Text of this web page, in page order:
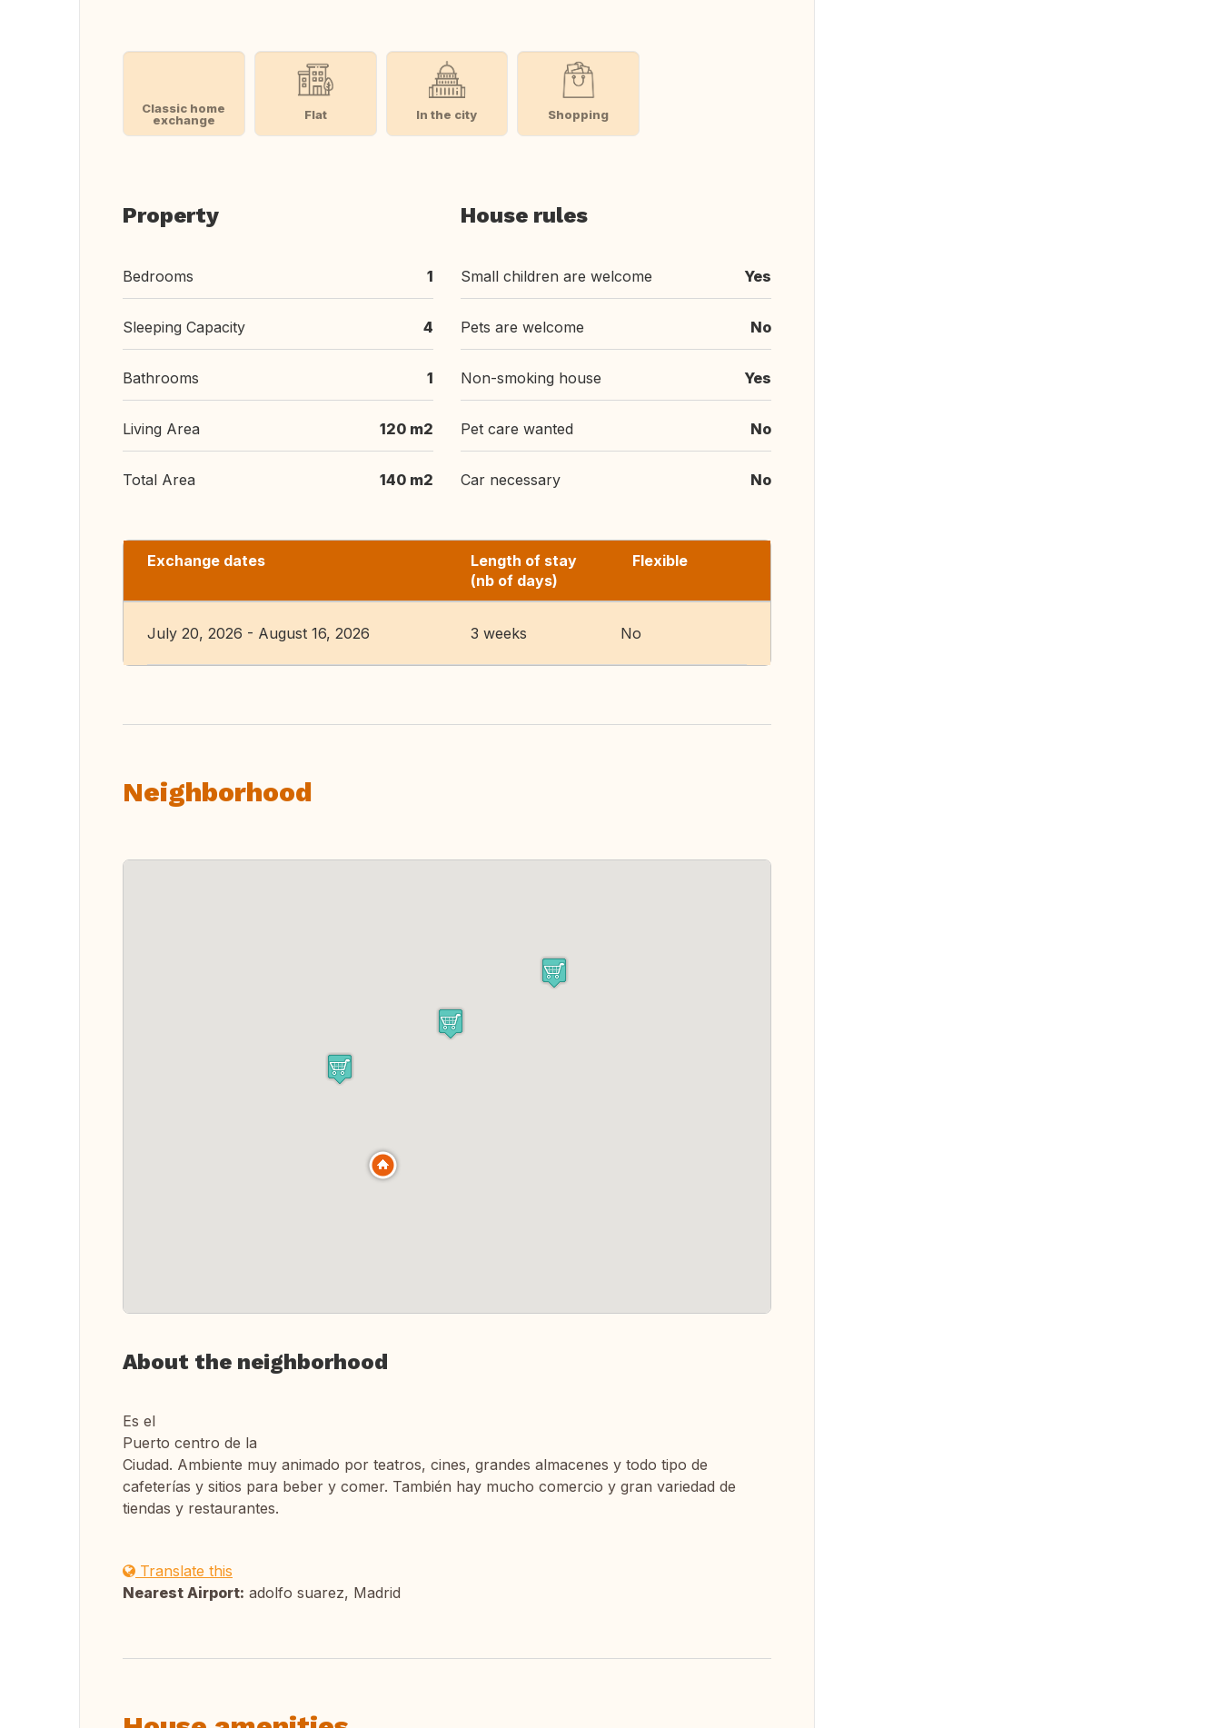
Classic home
exchange
Flat In the city Shopping
Property
Bedrooms 1
Sleeping Capacity 4
Bathrooms 1
Living Area 120 m2
Total Area 140 m2
House rules
Small children are welcome Yes
Pets are welcome No
Non-smoking house Yes
Pet care wanted No
Car necessary No
Exchange dates
Length of stay
(nb of days)
Flexible
July 20, 2026 - August 16, 2026 3 weeks No
Neighborhood
About the neighborhood
Es el
Puerto centro de la
Ciudad. Ambiente muy animado por teatros, cines, grandes almacenes y todo tipo de
cafeterías y sitios para beber y comer. También hay mucho comercio y gran variedad de
tiendas y restaurantes.
Translate this
Nearest Airport: adolfo suarez, Madrid